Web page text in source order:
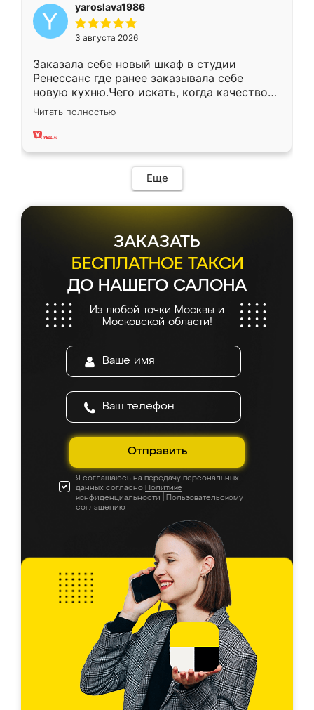
yaroslava1986
3 августа 2026
Заказала себе новый шкаф в студии
Ренессанс где ранее заказывала себе
новую кухню.Чего искать, когда качеством
вполне довольна. Служит кухня уже почти
два года, нареканий нет.
Читать полностью
Еще
ЗАКАЗАТЬ
БЕСПЛАТНОЕ ТАКСИ
ДО НАШЕГО САЛОНА
Из любой точки Москвы и
Московской области!
Отправить
Я соглашаюсь на передачу персональных
данных согласно Политике
конфиденциальности
Пользовательскому
соглашению